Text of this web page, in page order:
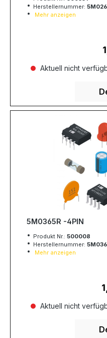
Herstellernummer:
Mehr anzeigen
Aktuell nicht
5M0365R -4PIN
Produkt Nr.: 500008
Herstellernummer:
Mehr anzeigen
Aktuell nicht